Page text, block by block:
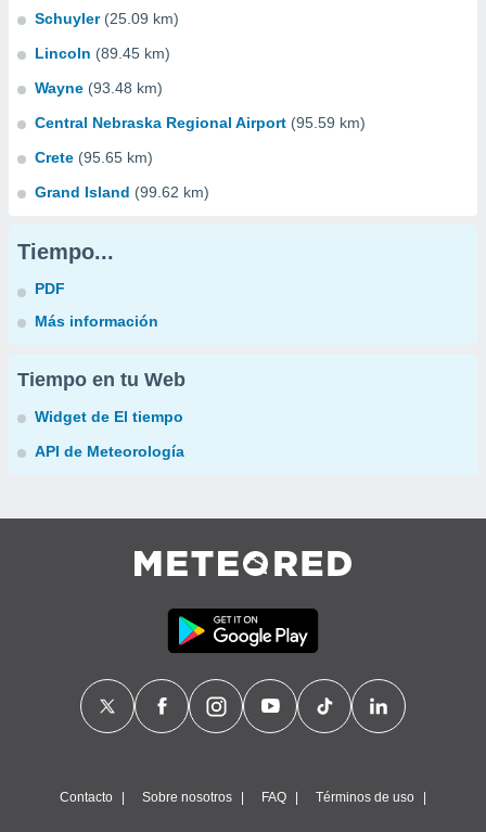
Schuyler (25.09 km)
Lincoln (89.45 km)
Wayne (93.48 km)
Central Nebraska Regional Airport (95.59 km)
Crete (95.65 km)
Grand Island (99.62 km)
Tiempo...
PDF
Más información
Tiempo en tu Web
Widget de El tiempo
API de Meteorología
Contacto Sobre nosotros FAQ Términos de uso